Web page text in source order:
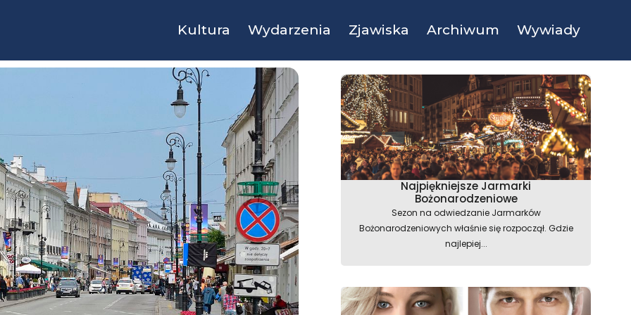
Kultura Wydarzenia Zjawiska Archiwum Wywiady
Najpiękniejsze Jarmarki
Bożonarodzeniowe
Sezon na odwiedzanie Jarmarków
Bożonarodzeniowych właśnie się rozpoczął. Gdzie
najlepiej...